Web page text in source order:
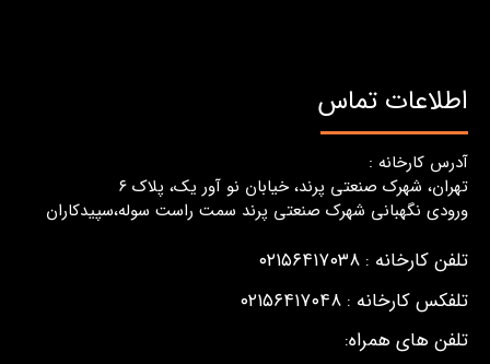
اطلاعات تماس
آدرس کارخانه :
تهران، شهرک صنعتی پرند، خیابان نو آور یک، پلاک ٦
ورودی نگهبانی شهرک صنعتی پرند سمت راست سوله،سپیدکاران
تلفن کارخانه : ۰۲۱۵۶۴۱۷۰۳۸
تلفکس کارخانه : ۰۲۱۵۶۴۱۷۰۴۸
تلفن های همراه: